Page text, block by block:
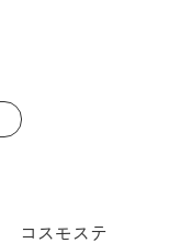
コスモステ